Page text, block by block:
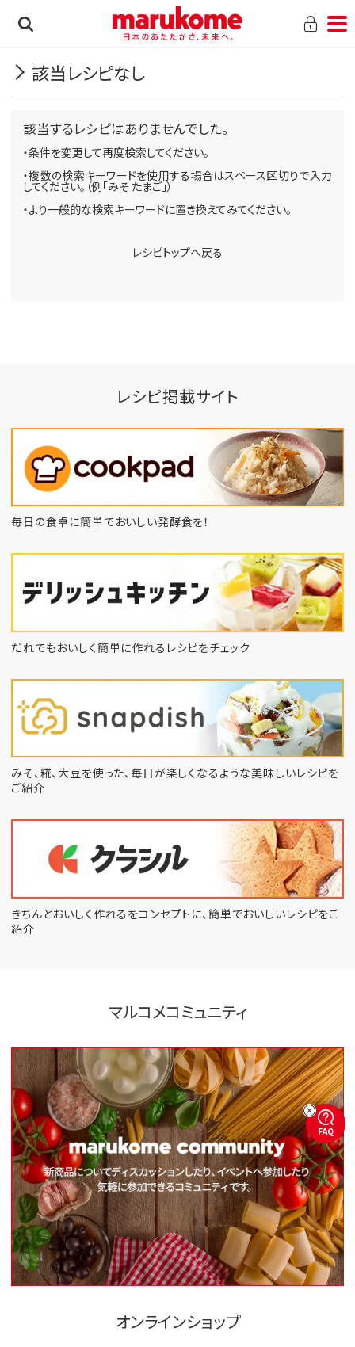
該当レシピなし
該当するレシピはありませんでした。
・条件を変更して再度検索してください。
・複数の検索キーワードを使用する場合はスペース区切りで入力
してください。（例「みそ たまご」）
・より一般的な検索キーワードに置き換えてみてください。
レシピトップへ戻る
レシピ掲載サイト
毎日の食卓に簡単でおいしい発酵食を！
だれでもおいしく簡単に作れるレシピをチェック
みそ、糀、大豆を使った、毎日が楽しくなるような美味しいレシピを
ご紹介
きちんとおいしく作れるをコンセプトに、 簡単でおいしいレシピをご
紹介
マルコメコミュニティ
オンラインショップ
FAQ